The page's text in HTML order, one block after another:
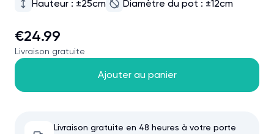
Hauteur : ±25cm Diamètre du pot : ±12cm
€24.99
Livraison gratuite
Ajouter au panier
Livraison gratuite en 48 heures à votre porte